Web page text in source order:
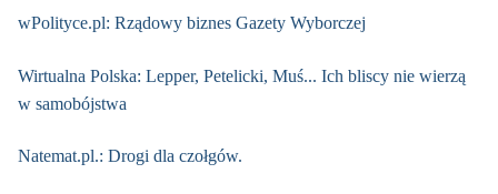
wPolityce.pl: Rządowy biznes Gazety Wyborczej
Wirtualna Polska: Lepper, Petelicki, Muś... Ich bliscy nie wierzą
w samobójstwa
Natemat.pl.: Drogi dla czołgów.